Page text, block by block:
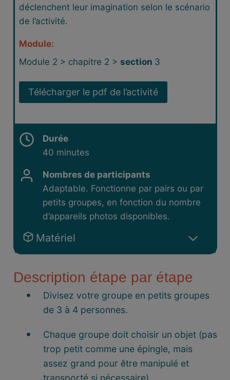
déclenchent leur imagination selon le scénario
de l’activité.
Module:
Module 2 > chapitre 2 > section 3
Télécharger le pdf de l’activité
Durée
40 minutes
Nombres de participants
Adaptable. Fonctionne par pairs ou par
petits groupes, en fonction du nombre
d’appareils photos disponibles.
Matériel
Description étape par étape
Divisez votre groupe en petits groupes
de 3 à 4 personnes.
Chaque groupe doit choisir un objet (pas
trop petit comme une épingle, mais
assez grand pour être manipulé et
transporté si nécessaire).